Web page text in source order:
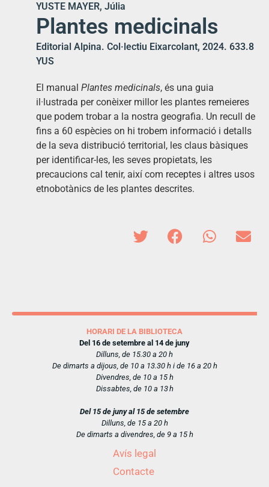
YUSTE MAYER, Júlia
Plantes medicinals
Editorial Alpina. Col·lectiu Eixarcolant, 2024. 633.8
YUS
El manual Plantes medicinals, és una guia
il·lustrada per conèixer millor les plantes remeieres
que podem trobar a la nostra geografia. Un recull de
fins a 60 espècies on hi trobem informació i detalls
de la seva distribució territorial, les claus bàsiques
per identificar-les, les seves propietats, les
precaucions cal tenir, així com receptes i altres usos
etnobotànics de les plantes descrites.
HORARI DE LA BIBLIOTECA
Del 16 de setembre al 14 de juny
Dilluns, de 15.30 a 20 h
De dimarts a dijous, de 10 a 13.30 h i de 16 a 20 h
Divendres, de 10 a 15 h
Dissabtes, de 10 a 13 h
Del 15 de juny al 15 de setembre
Dilluns, de 15 a 20 h
De dimarts a divendres, de 9 a 15 h
Avís legal
Contacte